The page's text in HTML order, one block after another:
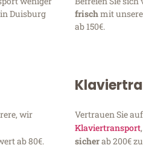
in Duisburg
frischmit
ab 150€.
wir
ab 80€.
Vertrauen Sie
Klaviertransport
sicherab 200€